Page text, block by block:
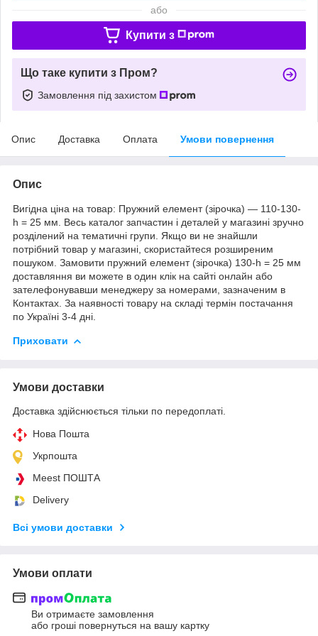
або
Купити з
Що таке купити з Пром?
Замовлення під захистом
Опис Доставка Оплата Умови повернення
Опис
Вигідна ціна на товар: Пружний елемент (зірочка) — 110-130-
h = 25 мм. Весь каталог запчастин і деталей у магазині зручно
розділений на тематичні групи. Якщо ви не знайшли
потрібний товар у магазині, скористайтеся розширеним
пошуком. Замовити пружний елемент (зірочка) 130-h = 25 мм
доставляння ви можете в один клік на сайті онлайн або
зателефонувавши менеджеру за номерами, зазначеним в
Контактах. За наявності товару на складі термін постачання
по Україні 3-4 дні.
Приховати
Умови доставки
Доставка здійснюється тільки по передоплаті.
Нова Пошта
Укрпошта
Meest ПОШТА
Delivery
Всі умови доставки
Умови оплати
Ви отримаєте замовлення
або гроші повернуться на вашу картку